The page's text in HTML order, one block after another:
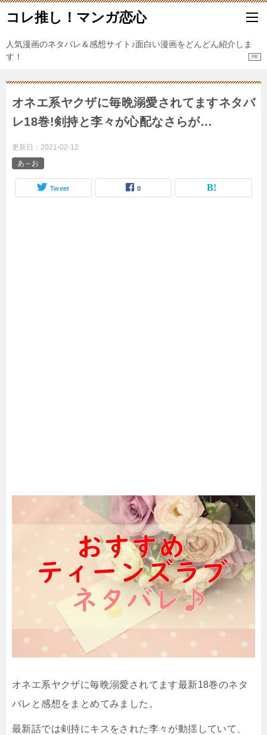
コレ推し！マンガ恋心
人気漫画のネタバレ＆感想サイト♪面白い漫画をどんどん紹介しま
す！
オネエ系ヤクザに毎晩溺愛されてますネタバ
レ18巻!剣持と李々が心配なさらが…
更新日： 2021-02-12
あ～お
Tweet 0
オネエ系ヤクザに毎晩溺愛されてます最新18巻のネタ
バレと感想をまとめてみました。
最新話では剣持にキスをされた李々が動揺していて、